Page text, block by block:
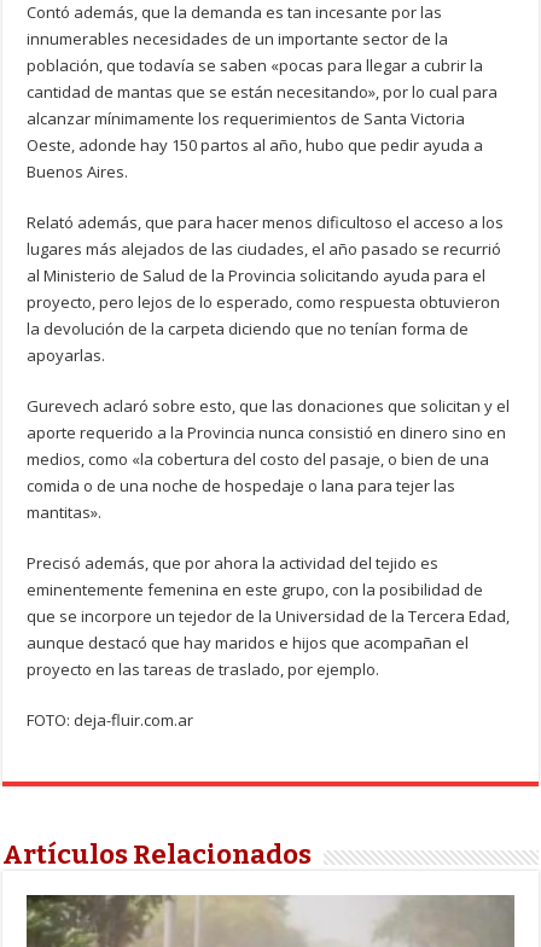
Contó además, que la demanda es tan incesante por las
innumerables necesidades de un importante sector de la
población, que todavía se saben «pocas para llegar a cubrir la
cantidad de mantas que se están necesitando», por lo cual para
alcanzar mínimamente los requerimientos de Santa Victoria
Oeste, adonde hay 150 partos al año, hubo que pedir ayuda a
Buenos Aires.
Relató además, que para hacer menos dificultoso el acceso a los
lugares más alejados de las ciudades, el año pasado se recurrió
al Ministerio de Salud de la Provincia solicitando ayuda para el
proyecto, pero lejos de lo esperado, como respuesta obtuvieron
la devolución de la carpeta diciendo que no tenían forma de
apoyarlas.
Gurevech aclaró sobre esto, que las donaciones que solicitan y el
aporte requerido a la Provincia nunca consistió en dinero sino en
medios, como «la cobertura del costo del pasaje, o bien de una
comida o de una noche de hospedaje o lana para tejer las
mantitas».
Precisó además, que por ahora la actividad del tejido es
eminentemente femenina en este grupo, con la posibilidad de
que se incorpore un tejedor de la Universidad de la Tercera Edad,
aunque destacó que hay maridos e hijos que acompañan el
proyecto en las tareas de traslado, por ejemplo.
FOTO: deja-fluir.com.ar
Artículos Relacionados